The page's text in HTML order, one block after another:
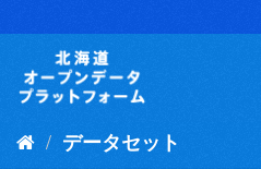
キ
データセット